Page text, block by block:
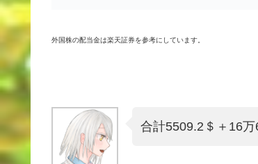
外国株の配当金は楽天証券を参考にしています。
合計5509.2＄＋16万